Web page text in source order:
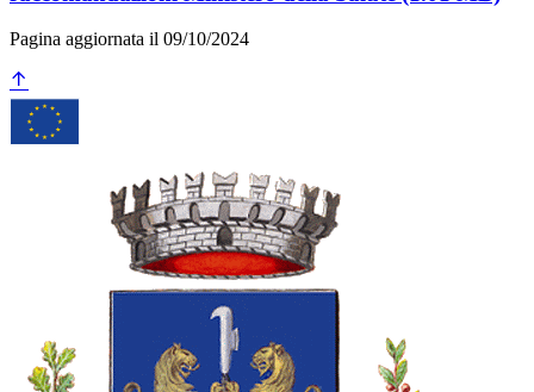
Pagina aggiornata il 09/10/2024